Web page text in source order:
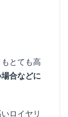
とても高
合などに
ロイヤリ